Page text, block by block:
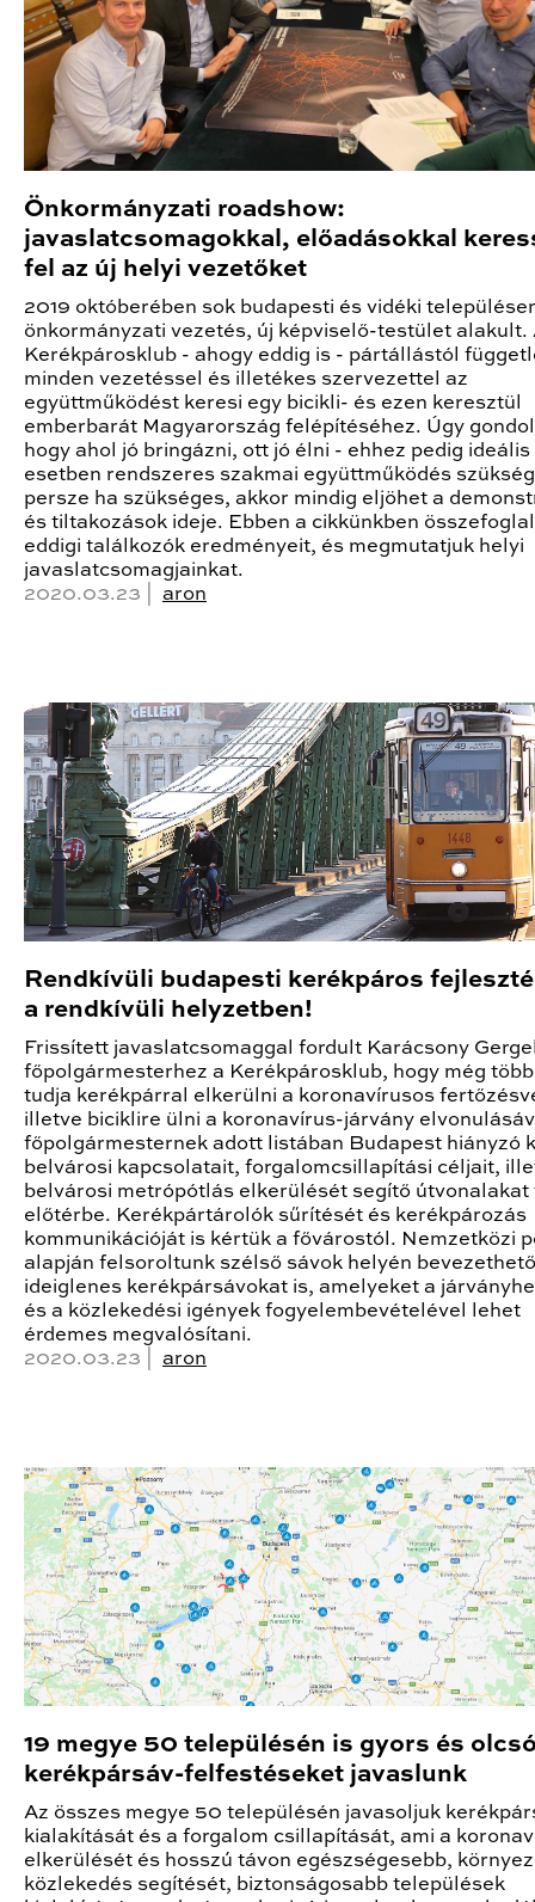
Önkormányzati roadshow:
javaslatcsomagokkal, előadásokkal
fel az új helyi vezetőket
2019 októberében sok budapesti és vidéki
önkormányzati vezetés, új képviselő-testület alakult.
Kerékpárosklub - ahogy eddig is - pártállástól
minden vezetéssel és illetékes szervezettel az
együttműködést keresi egy bicikli- és ezen keresztül
emberbarát Magyarország felépítéséhez. Úgy
hogy ahol jó bringázni, ott jó élni - ehhez pedig ideális
esetben rendszeres szakmai együttműködés
persze ha szükséges, akkor mindig eljöhet a
és tiltakozások ideje. Ebben a cikkünkben
eddigi találkozók eredményeit, és megmutatjuk helyi
javaslatcsomagjainkat.
2020.03.23 | aron
Rendkívüli budapesti kerékpáros
a rendkívüli helyzetben!
Frissített javaslatcsomaggal fordult Karácsony
főpolgármesterhez a Kerékpárosklub, hogy még
tudja kerékpárral elkerülni a koronavírusos
illetve biciklire ülni a koronavírus-járvány
főpolgármesternek adott listában Budapest hiányzó
belvárosi kapcsolatait, forgalomcsillapítási céljait,
belvárosi metrópótlás elkerülését segítő útvonalakat
előtérbe. Kerékpártárolók sűrítését és kerékpározás
kommunikációját is kértük a fővárostól. Nemzetközi
alapján felsoroltunk szélső sávok helyén bevezethető
ideiglenes kerékpársávokat is, amelyeket a
és a közlekedési igények fogyelembevételével lehet
érdemes megvalósítani.
2020.03.23 | aron
19 megye 50 településén is gyors és
kerékpársáv-felfestéseket javaslunk
Az összes megye 50 településén javasoljuk
kialakítását és a forgalom csillapítását, ami a
elkerülését és hosszú távon egészségesebb,
közlekedés segítését, biztonságosabb települések